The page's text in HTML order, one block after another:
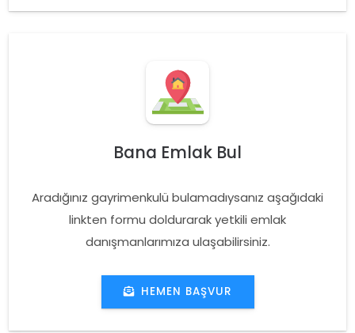
Bana Emlak Bul
Aradığınız gayrimenkulü bulamadıysanız aşağıdaki
linkten formu doldurarak yetkili emlak
danışmanlarımıza ulaşabilirsiniz.
HEMEN BAŞVUR